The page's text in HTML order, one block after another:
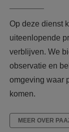
Op deze dienst
uiteenlopende
verblijven. We
observatie en
omgeving waar
komen.
MEER OVER